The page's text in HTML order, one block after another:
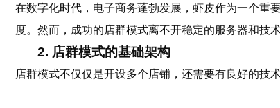
在数字化时代，电子商务蓬勃发展，虾皮作为一个重
度。然而，成功的店群模式离不开稳定的服务器和技术
2. 店群模式的基础架构
店群模式不仅仅是开设多个店铺，还需要有良好的技